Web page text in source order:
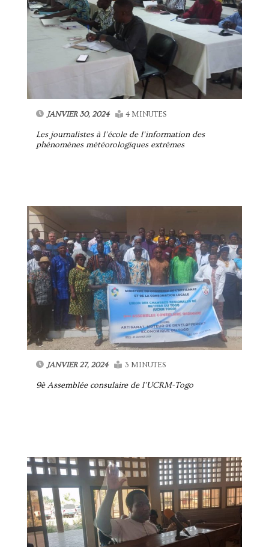
JANVIER 30, 2024 4 MINUTES
Les journalistes à l’école de l’information des
phénomènes météorologiques extrêmes
JANVIER 27, 2024 3 MINUTES
9è Assemblée consulaire de l’UCRM-Togo